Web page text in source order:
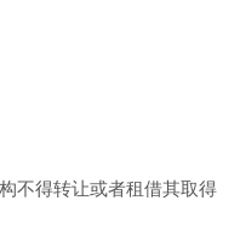
不得转让或者租借其取得